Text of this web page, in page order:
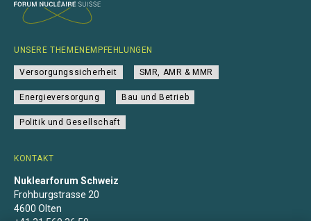
KONTAKT
Nuklearforum Schweiz
Frohburgstrasse 20
4600 Olten
UNSERE THEMENEMPFEHLUNGEN
Versorgungssicherheit SMR, AMR & MMR
Energieversorgung Bau und Betrieb
Politik und Gesellschaft